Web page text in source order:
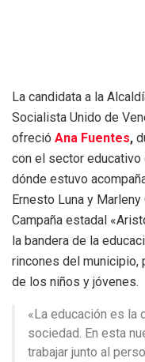
La candidata a la
Socialista Unido de
ofreció Ana Fuentes,
con el sector
dónde estuvo
Ernesto Luna y
Campaña estadal
la bandera de la
rincones del municipio,
de los niños y jóvenes.
«La educación es la
sociedad. En esta
trabajar junto al